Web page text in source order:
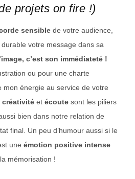
projets on fire !)
sensiblede votre audience,
votre message dans sa
c’est son immédiateté !
ou pour une charte
mon énergie au service de votre
créativité etécoutesont les piliers
bien dans notre relation de
final. Un peu d’humour aussi si le
une émotion positive intense
mémorisation !